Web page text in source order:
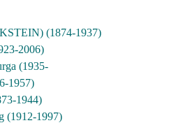
(1874-1937)
2006)
(1935-
1957)
1944)
(1912-1997)